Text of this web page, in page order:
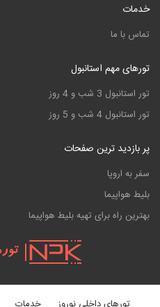
خدمات
تماس با ما
تورهای مهم استانبول
تور استانبول 3 شب و 4 روز
تور استانبول 4 شب و 5 روز
پر بازدید ترین صفحات
سفر به اروپا
بلیط هواپیما
بهترین راه برای تهیه بلیط هواپیما
تورهای داخلی نوروز خدمات